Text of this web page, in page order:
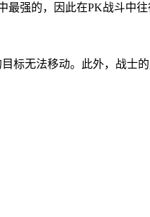
强的，因此在PK战斗中往
标无法移动。此外，战士